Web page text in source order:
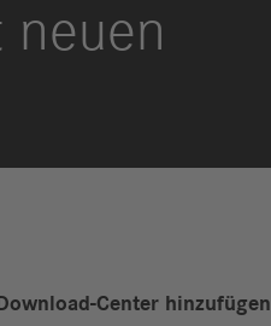
neuen
Center hinzufügen